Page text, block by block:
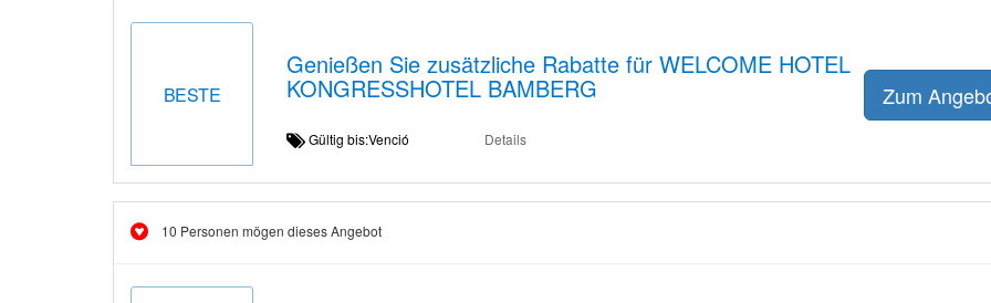
BESTE
Genießen Sie zusätzliche Rabatte für WELCOME HOTEL
KONGRESSHOTEL BAMBERG
Gültig bis:Venció Details
Zum
10 Personen mögen dieses Angebot